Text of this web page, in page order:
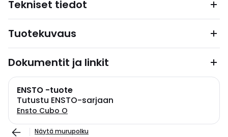
Tekniset tiedot
Tuotekuvaus
Dokumentit ja linkit
ENSTO -tuote
Tutustu ENSTO-sarjaan
Ensto Cubo O
Näytä murupolku